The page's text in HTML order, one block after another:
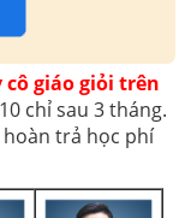
cô giáo giỏi trên
chỉ sau 3 tháng.
trả học phí